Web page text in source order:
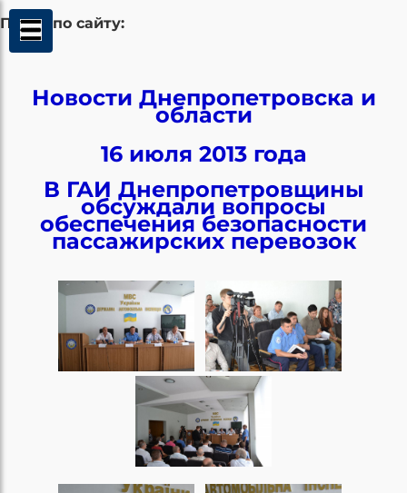
Поиск по сайту:
Новости Днепропетровска и
области
16 июля 2013 года
В ГАИ Днепропетровщины
обсуждали вопросы
обеспечения безопасности
пассажирских перевозок